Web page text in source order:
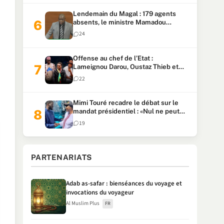
Lendemain du Magal : 179 agents
absents, le ministre Mamadou
Lamine Dianté exige des explications
24
Offense au chef de l’Etat :
Lameignou Darou, Oustaz Thieb et
Ndiaye Touba lourdement
condamnés
22
Mimi Touré recadre le débat sur le
mandat présidentiel : «Nul ne peut
faire plus de deux mandats
consécutifs de 5 ans»
19
PARTENARIATS
Adab as-safar : bienséances du voyage et
invocations du voyageur
Al Muslim Plus FR